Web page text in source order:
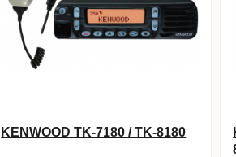
KENWOOD TK-7180 / TK-8180